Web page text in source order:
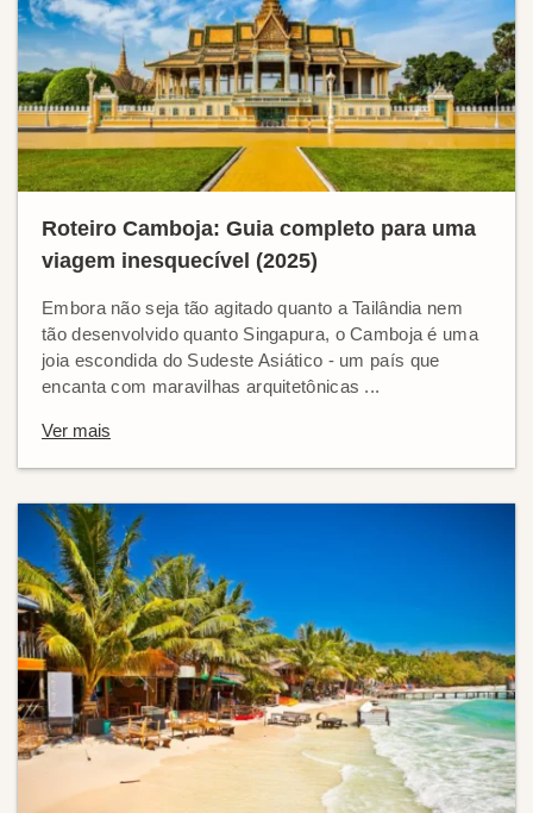
Roteiro Camboja: Guia completo para uma
viagem inesquecível (2025)
Embora não seja tão agitado quanto a Tailândia nem
tão desenvolvido quanto Singapura, o Camboja é uma
joia escondida do Sudeste Asiático - um país que
encanta com maravilhas arquitetônicas ...
Ver mais